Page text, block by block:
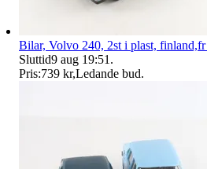
Bilar, Volvo 240, 2st i plast, finland,fr
Sluttid9 aug 19:51 .
Pris:739 kr,Ledande bud.